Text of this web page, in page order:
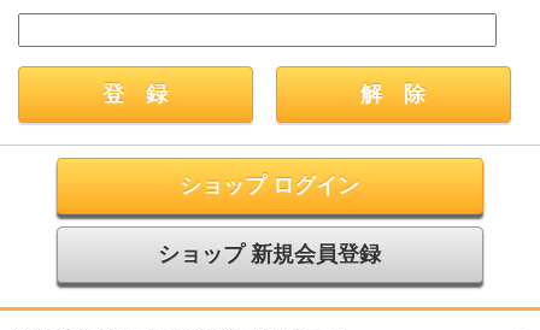
ショップ ログイン
ショップ 新規会員登録